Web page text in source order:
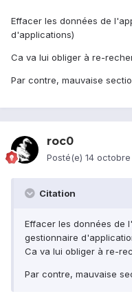
Effacer les données de
d'applications)
Ca va lui obliger à re-
Par contre, mauvaise
roc0
Posté(e) 14 octobre
Citation
Effacer les données de
gestionnaire
Ca va lui obliger à re-
Par contre, mauvaise